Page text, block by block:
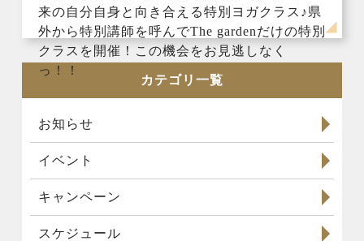
来の自分自身と向き合える特別ヨガクラス♪県
外から特別講師を呼んでThe gardenだけの特別
クラスを開催！この機会をお見逃しなく
っ！！
カテゴリ一覧
お知らせ
イベント
キャンペーン
スケジュール